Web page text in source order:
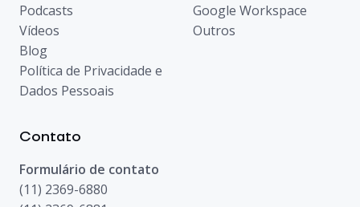
Podcasts
Vídeos
Blog
Política de Privacidade e
Dados Pessoais
Google Workspace
Outros
Contato
Formulário de contato
(11) 2369-6880